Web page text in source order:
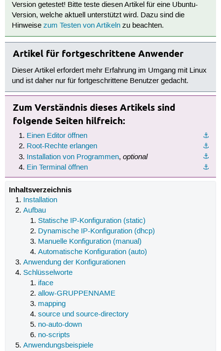
Version getestet! Bitte teste diesen Artikel für eine Ubuntu-
Version, welche aktuell unterstützt wird. Dazu sind die
Hinweisezum Testen von Artikeln zu beachten.
Artikel für fortgeschrittene Anwender
Dieser Artikel erfordert mehr Erfahrung im Umgang mit Linux
und ist daher nur für fortgeschrittene Benutzer gedacht.
Zum Verständnis dieses Artikels sind
folgende Seiten hilfreich:
⚓︎
Einen Editor öffnen
⚓︎
Root-Rechte erlangen
⚓︎
Installation von Programmen, optional
⚓︎
Ein Terminal öffnen
Inhaltsverzeichnis
Installation
Aufbau
Statische IP-Konfiguration (static)
Dynamische IP-Konfiguration (dhcp)
Manuelle Konfiguration (manual)
Automatische Konfiguration (auto)
Anwendung der Konfigurationen
Schlüsselworte
iface
allow-GRUPPENNAME
mapping
source und source-directory
no-auto-down
no-scripts
Anwendungsbeispiele